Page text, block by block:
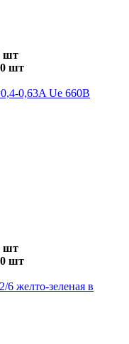
шт
0 шт
0,63A Ue 660В
шт
0 шт
6 желто-зеленая в